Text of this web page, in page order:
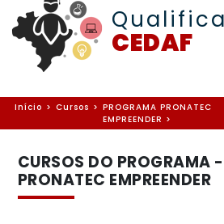
Qualifica
CEDAF
Início > Cursos > PROGRAMA PRONATEC
EMPREENDER >
CURSOS DO PROGRAMA
PRONATEC EMPREENDER